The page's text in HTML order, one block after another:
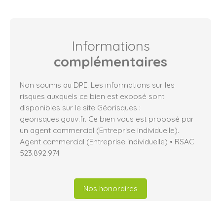
Informations
complémentaires
Non soumis au DPE. Les informations sur les
risques auxquels ce bien est exposé sont
disponibles sur le site Géorisques :
georisques.gouv.fr. Ce bien vous est proposé par
un agent commercial (Entreprise individuelle).
Agent commercial (Entreprise individuelle) • RSAC
523.892.974
Nos honoraires